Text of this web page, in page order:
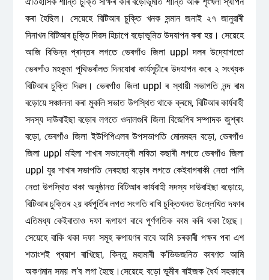
কৰা হৈছিল। সেয়েহে বিটিআৰ চুক্তি খনক সন্মান জনাই ২৭ জানুৱাৰী
দিনাখন বিটিআৰ চুক্তি দিৱস হিচাপে বড়োভূমিত উদযাপন কৰা হয়। সেয়েহে
আজি বিভিন্ন প্ৰান্তৰ লগতে ভেৰগাঁ‌ও জিলা uppl দলৰ উদ্যোগতো
ভেৰগাঁ‌ও মহকুমা পুথিভৰাঁ‌লত দিনযোৰা কাৰ্যসূচীৰে উদযাপন কৰে ২ সংখ্যক
বিটিআৰ চুক্তি দিৱস। ভেৰগাঁ‌ও জিলা uppl ৰ স্থায়ী সভাপতি নন্দ ৰাম
বড়োয়ে সঞ্চালনা কৰা মুকলি সভাত উপস্থিত থাকে ক্ৰমে, বিটিআৰ কাৰ্যবাহী
সদস্য দাউবাইছা বড়োৰ লগতে ওদালগুৰি জিলা বিজেপিৰ সম্পাদক জুশ্ৰাং
বড়ো, ভেৰগাঁ‌ও জিলা ইউপিপিএলৰ উপসভাপতি মোনমহন বড়ো, ভেৰগাঁ‌ও
জিলা uppl মহিলা শাখাৰ সভানেত্ৰী লবিতা কছাৰী লগতে ভেৰগাঁ‌ও জিলা
uppl যুৱ শাখাৰ সভাপতি দেৰহাছা বড়োৰ লগতে কেইবাগৰাকী নেতা পালি
নেতা উপস্থিত থকা অনুষ্ঠানত বিটিআৰ কাৰ্যবাহী সদস্য দাউবাইছা বড়োয়ে,
বিটিআৰ চুক্তিৰ ২য় বৰ্ষপূৰ্তিৰ লগত সংগতি ৰাখি চুক্তিখনত উল্লেখিত দফাৰ
এতিমধ্য কেইবাতাও দফা ৰূপায়ণ বাবে পূৰ্ণগতিক কাম কৰি থকা হৈছে।
সেয়েহে বাকি থকা দফা সমূহ ৰুপায়ণৰ বাবে আমি চৰকাৰী পক্ষৰ পৰা এশ
শতাংশই প্ৰয়াশ ৰাখিছো, কিন্তু মহামাৰী ক’ভিডজনিত কাৰণত আমি
অকণমান সময় ল’ব লগা হৈছে।সেয়েহে বড়ো ভূমীৰ ৰাইজক ধৈৰ্য সহকাৰে